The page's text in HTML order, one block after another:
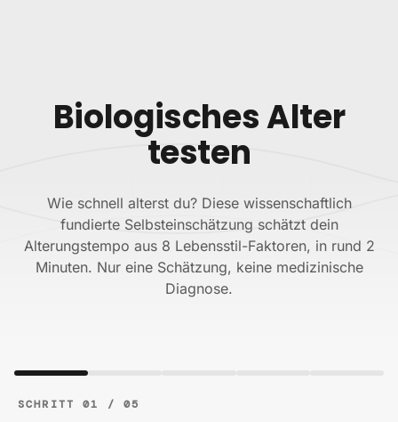
Biologisches Alter
testen
Wie schnell alterst du? Diese wissenschaftlich
fundierte Selbsteinschätzung schätzt dein
Alterungstempo aus 8 Lebensstil-Faktoren, in rund 2
Minuten. Nur eine Schätzung, keine medizinische
Diagnose.
SCHRITT 01 / 05